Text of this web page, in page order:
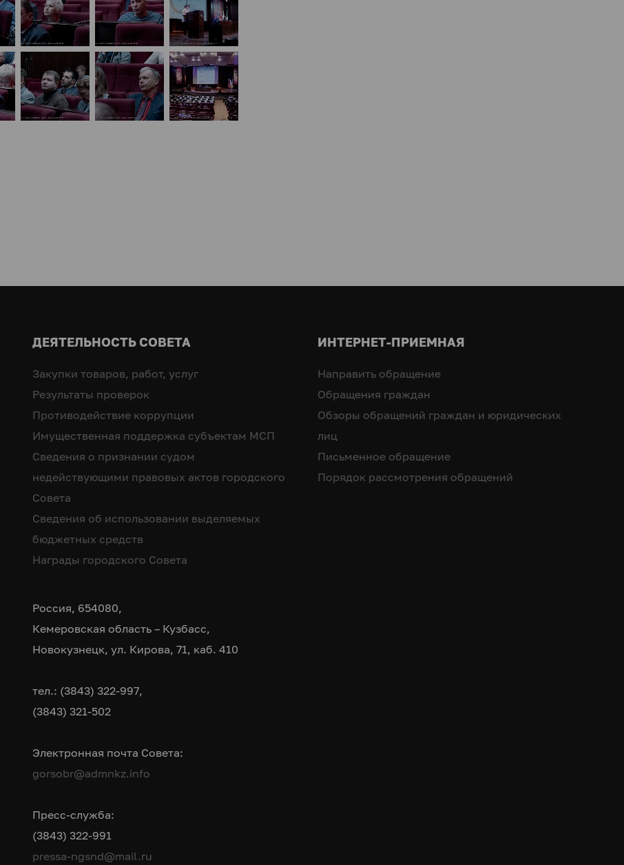
ДЕЯТЕЛЬНОСТЬ СОВЕТА
Закупки товаров, работ, услуг
Результаты проверок
Противодействие коррупции
Имущественная поддержка субъектам МСП
Сведения о признании судом
недействующими правовых актов городского
Совета
Сведения об использовании выделяемых
бюджетных средств
Награды городского Совета
ИНТЕРНЕТ-ПРИЕМНАЯ
Направить обращение
Обращения граждан
Обзоры обращений граждан и юридических
лиц
Письменное обращение
Порядок рассмотрения обращений
Россия, 654080,
Кемеровская область – Кузбасс,
Новокузнецк, ул. Кирова, 71, каб. 410
тел.: (3843) 322-997,
(3843) 321-502
Электронная почта Совета:
gorsobr@admnkz.info
Пресс-служба:
(3843) 322-991
pressa-ngsnd@mail.ru